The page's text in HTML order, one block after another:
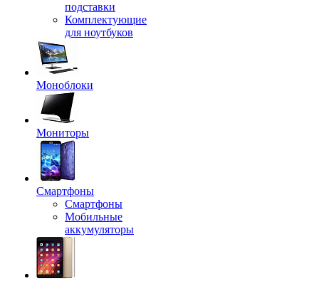
подставки
Комплектующие
для ноутбуков
Моноблоки
Мониторы
Смартфоны
Смартфоны
Мобильные
аккумуляторы